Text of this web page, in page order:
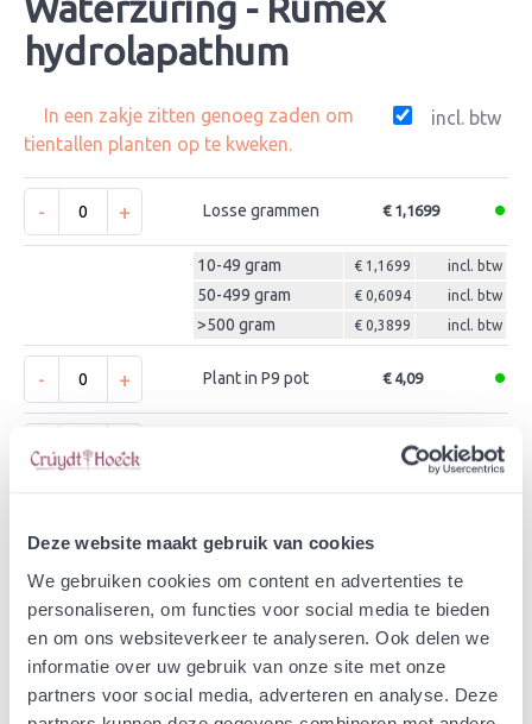
Deze website maakt gebruik van cookies
We gebruiken cookies om content en advertenties te
personaliseren, om functies voor social media te bieden
en om ons websiteverkeer te analyseren. Ook delen we
informatie over uw gebruik van onze site met onze
partners voor social media, adverteren en analyse. Deze
hydrolapathum
In een zakje zitten genoeg zaden om
tientallen planten op te kweken.
incl. btw
- + Losse grammen € 1,1699
10-49 gram € 1,1699 incl. btw
50-499 gram € 0,6094 incl. btw
>500 gram € 0,3899 incl. btw
- + Plant in P9 pot € 4,09
- + € 4,36
Natuurvriendelijke kwekerij
Jouw bestelling draagt bij aan meer biodiversiteit